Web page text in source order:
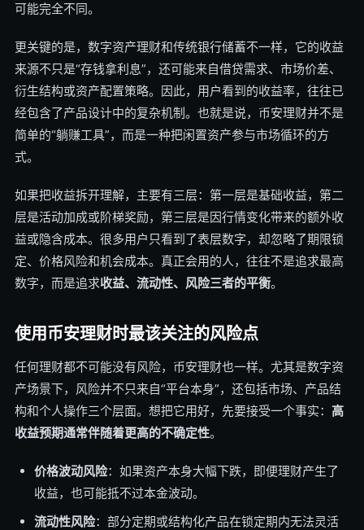
可能完全不同。
更关键的是，数字资产理财和传统银行储蓄不一样，它的收益
来源不只是“存钱拿利息”，还可能来自借贷需求、市场价差、
衍生结构或资产配置策略。因此，用户看到的收益率，往往已
经包含了产品设计中的复杂机制。也就是说，币安理财并不是
简单的“躺赚工具”，而是一种把闲置资产参与市场循环的方
式。
如果把收益拆开理解，主要有三层：第一层是基础收益，第二
层是活动加成或阶梯奖励，第三层是因行情变化带来的额外收
益或隐含成本。很多用户只看到了表层数字，却忽略了期限锁
定、价格风险和机会成本。真正会用的人，往往不是追求最高
数字，而是追求收益、流动性、风险三者的平衡。
使用币安理财时最该关注的风险点
任何理财都不可能没有风险，币安理财也一样。尤其是数字资
产场景下，风险并不只来自“平台本身”，还包括市场、产品结
构和个人操作三个层面。想把它用好，先要接受一个事实： 高
收益预期通常伴随着更高的不确定性。
价格波动风险：如果资产本身大幅下跌，即便理财产生了
收益，也可能抵不过本金波动。
流动性风险：部分定期或结构化产品在锁定期内无法灵活